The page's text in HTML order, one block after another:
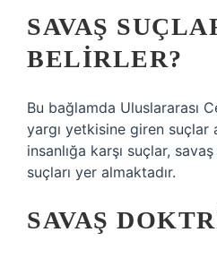
SAVAŞ
BELIRLER?
Bu bağlamda Uluslararası
yargı yetkisine giren suçlar
insanlığa karşı suçlar, savaş
suçları yer almaktadır.
SAVAŞ